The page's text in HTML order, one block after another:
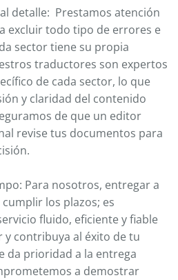
detalle: Prestamos atención
excluir todo tipo de errores e
sector tiene su propia
traductores son expertos
de cada sector, lo que
y claridad del contenido
de que un editor
revise tus documentos para
Para nosotros, entregar a
los plazos; es
fluido, eficiente y fiable
y contribuya al éxito de tu
da prioridad a la entrega
a demostrar